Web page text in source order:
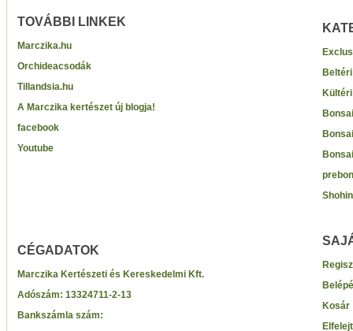
TOVÁBBI LINKEK
Marczika.hu
Orchideacsodák
Tillandsia.hu
A Marczika kertészet új blogja!
facebook
Youtube
CÉGADATOK
Marczika Kertészeti és Kereskedelmi Kft.
Adószám: 13324711-2-13
Bankszámla szám:
Kosár